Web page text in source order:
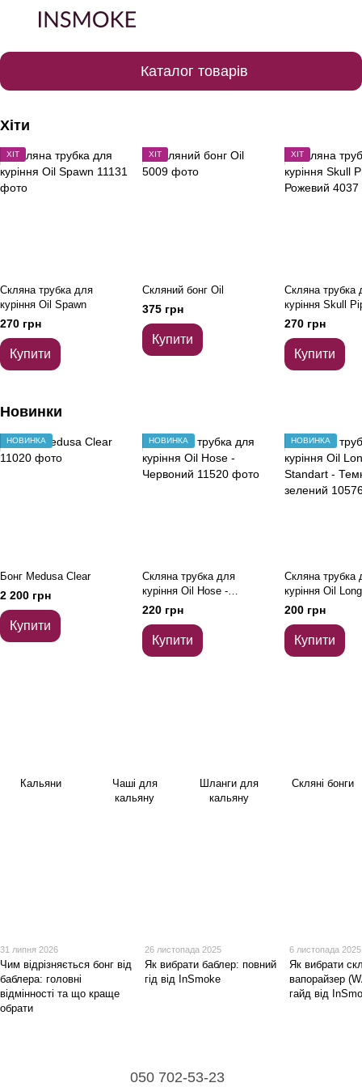
Каталог товарів
Хіти
ХІТ
Скляна трубка для
куріння Oil Spawn
270 грн
Купити
ХІТ
Скляний бонг Oil
375 грн
Купити
ХІТ
Скляна трубка
куріння Skull
Рожевий
270 грн
Купити
Новинки
НОВИНКА
Бонг Medusa Clear
2 200 грн
Купити
НОВИНКА
Скляна трубка для
куріння Oil Hose -
Червоний
220 грн
Купити
НОВИНКА
Скляна трубка
куріння Oil
Темно-зелений
200 грн
Купити
Кальяни
Чаші для
кальяну
Шланги для
кальяну
Скляні бонги
31 липня 2026
Чим відрізняється бонг від
баблера: головні
відмінності та що краще
обрати
26 листопада 2025
Як вибрати баблер: повний
гід від InSmoke
6 листопада 2025
Як вибрати
вапорайзер
гайд від
050 702-53-23